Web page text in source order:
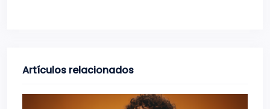
Artículos relacionados